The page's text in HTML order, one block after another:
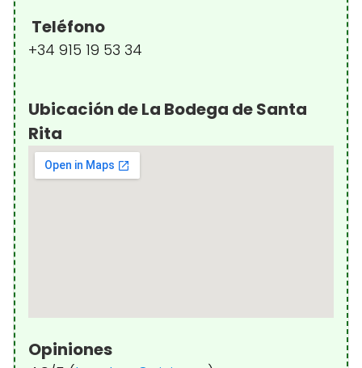
Teléfono
+34 915 19 53 34
Ubicación de La Bodega de Santa
Rita
Opiniones